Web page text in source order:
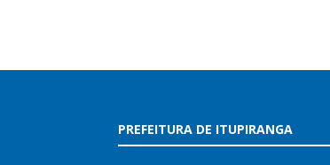
PREFEITURA DE ITUPIRANGA